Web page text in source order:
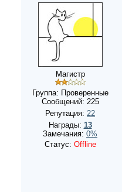
Магистр
Группа: Проверенные
Сообщений: 225
Репутация: 22
Награды: 13
Замечания: 0%
Статус: Offline